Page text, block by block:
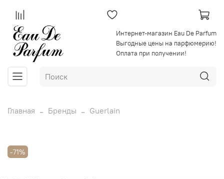
Интернет-магазин Eau De Parfum
Выгодные цены на парфюмерию!
Оплата при получении!
Главная Бренды Guerlain
-71%